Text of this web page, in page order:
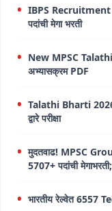
IBPS Recruitment
पदांची मेगा भरती
New MPSC
अभ्यासक्रम PDF
Talathi Bharti 2026
द्वारे परीक्षा
मुदतवाढ! MPSC
5707+ पदांची
भारतीय रेल्वेत 6557